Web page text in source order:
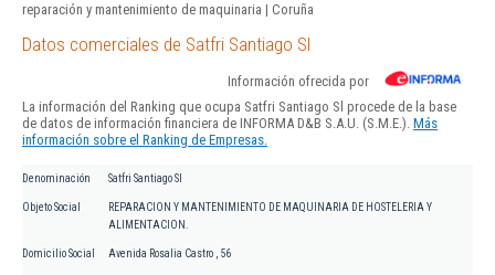
reparación y mantenimiento de maquinaria | Coruña
Datos comerciales de Satfri Santiago Sl
Información ofrecida por
La información del Ranking que ocupa Satfri Santiago Sl procede de la base
de datos de información financiera de INFORMA D&B S.A.U. (S.M.E.). Más
información sobre el Ranking de Empresas.
Denominación Satfri Santiago Sl
Objeto Social
REPARACION Y MANTENIMIENTO DE MAQUINARIA DE HOSTELERIA Y
ALIMENTACION.
Domicilio Social Avenida Rosalia Castro , 56